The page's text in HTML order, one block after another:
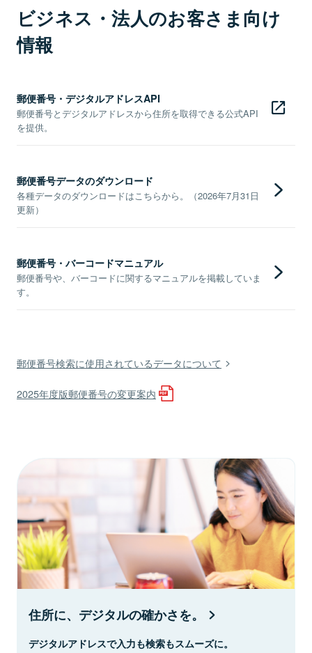
ビジネス・法人のお客さま向け
情報
郵便番号・デジタルアドレスAPI
郵便番号とデジタルアドレスから住所を取得できる公式API
を提供。
郵便番号データのダウンロード
各種データのダウンロードはこちらから。（2026年7月31日
更新）
郵便番号・バーコードマニュアル
郵便番号や、バーコードに関するマニュアルを掲載していま
す。
郵便番号検索に使用されているデータについて
2025年度版郵便番号の変更案内
住所に、デジタルの確かさを。
デジタルアドレスで入力も検索もスムーズに。